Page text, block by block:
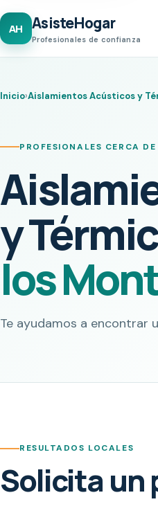
AH AsisteHogar
Profesionales de confianza
Inicio›Aislamientos Acústicos y
PROFESIONALES CERCA
y
los
Te ayudamos a encontrar
RESULTADOS LOCALES
Solicita un